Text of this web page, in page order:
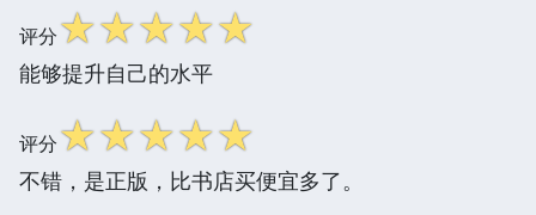
评分☆☆☆☆☆
能够提升自己的水平
评分☆☆☆☆☆
不错，是正版，比书店买便宜多了。